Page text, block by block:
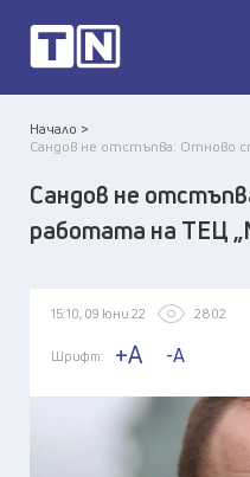
Начало >
Сандов не отстъпва: Отново
Сандов не
работата на ТЕЦ
15:10, 09 юни 22 2802
Шрифт: +A -A